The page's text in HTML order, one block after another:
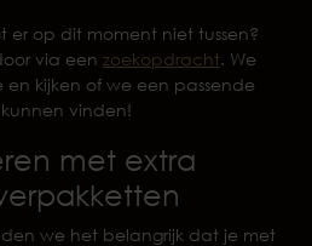
er op dit moment niet tussen?
via een zoekopdracht. We
kijken of we een passende
vinden!
met extra
we het belangrijk dat je met